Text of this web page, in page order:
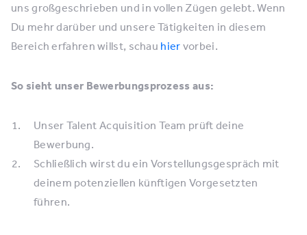
uns großgeschrieben und in vollen Zügen gelebt. Wenn
Du mehr darüber und unsere Tätigkeiten in diesem
Bereich erfahren willst, schau hier vorbei.
So sieht unser Bewerbungsprozess aus:
Unser Talent Acquisition Team prüft deine
Bewerbung.
Schließlich wirst du ein Vorstellungsgespräch mit
deinem potenziellen künftigen Vorgesetzten
führen.